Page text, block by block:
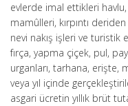
evlerde imal ettikleri
mamûlleri, kırpıntı
nevi nakış işleri ve turistik
fırça, yapma çiçek, pul,
urganları, tarhana, erişte,
veya yıl içinde
asgari ücretin yıllık brüt